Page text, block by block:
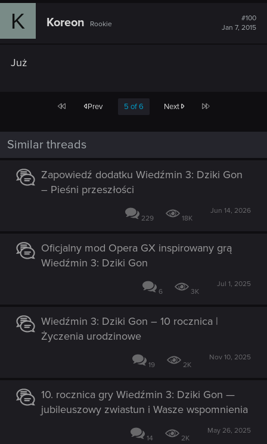
c
:
K Koreon Rookie
#100
Jan 7, 2015
Już
First Prev 5 of 6 Next Last
Similar threads
Zapowiedź dodatku Wiedźmin 3: Dziki Gon
– Pieśni przeszłości
229 18K
Jun 14, 2026
Oficjalny mod Opera GX inspirowany grą
Wiedźmin 3: Dziki Gon
6 3K
Jul 1, 2025
Wiedźmin 3: Dziki Gon – 10 rocznica |
Życzenia urodzinowe
19 2K
Nov 10, 2025
10. rocznica gry Wiedźmin 3: Dziki Gon —
jubileuszowy zwiastun i Wasze wspomnienia
14 2K
May 26, 2025